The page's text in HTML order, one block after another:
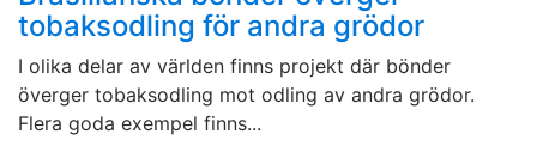
tobaksodling för andra grödor
I olika delar av världen finns projekt där bönder
överger tobaksodling mot odling av andra grödor.
Flera goda exempel finns...